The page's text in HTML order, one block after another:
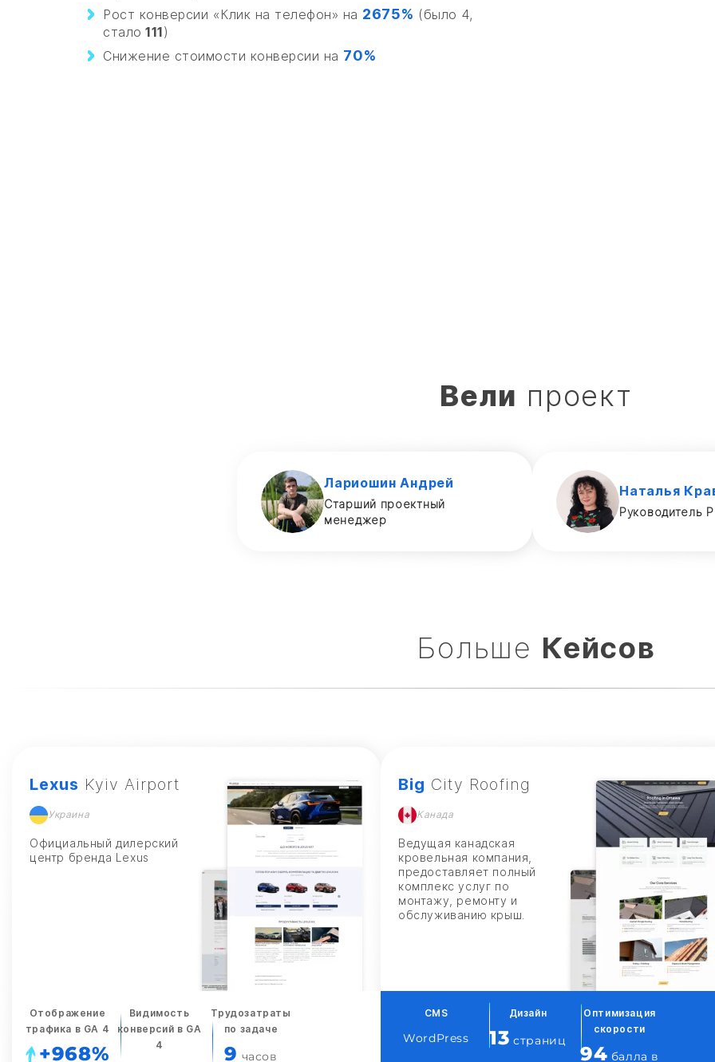
Рост конверсии «Клик на телефон» на 2675% (было 4,
стало 111)
Снижение стоимости конверсии на 70%
Вели проект
Лариошин Андрей
Старший проектный
менеджер
Наталья
Руководитель
Больше Кейсов
Lexus Kyiv Airport
Украина
Официальный дилерский
центр бренда Lexus
Отображение
трафика в GA 4
+968%
Видимость
конверсий в GA
4
Трудозатраты
по задаче
9 часов
Big City Roofing
Канада
Ведущая канадская
кровельная компания,
предоставляет полный
комплекс услуг по
монтажу, ремонту и
обслуживанию крыш.
CMS
WordPress
Дизайн
13 страниц
Оптимизация
скорости
94 балла в